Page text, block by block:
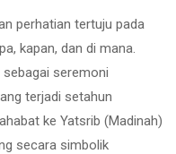
perhatian tertuju pada
kapan, dan di mana.
seremoni
terjadi setahun
ke Yatsrib (Madinah)
secara simbolik